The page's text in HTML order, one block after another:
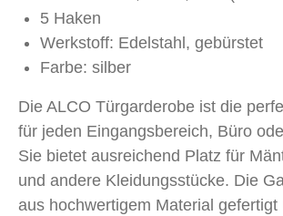
5 Haken
Werkstoff: Edelstahl, gebürstet
Farbe: silber
Die ALCO Türgarderobe ist die
für jeden Eingangsbereich, Büro
Sie bietet ausreichend Platz für
und andere Kleidungsstücke. Die
aus hochwertigem Material gefertigt